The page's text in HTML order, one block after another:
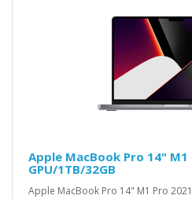
Apple MacBook Pro 14" M1
GPU/1TB/32GB
Apple MacBook Pro 14" M1 Pro